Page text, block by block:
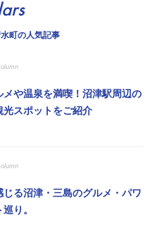
町の人気記事
メや温泉を満喫！沼津駅周辺の
光スポットをご紹介
じる沼津・三島のグルメ・パワ
り。